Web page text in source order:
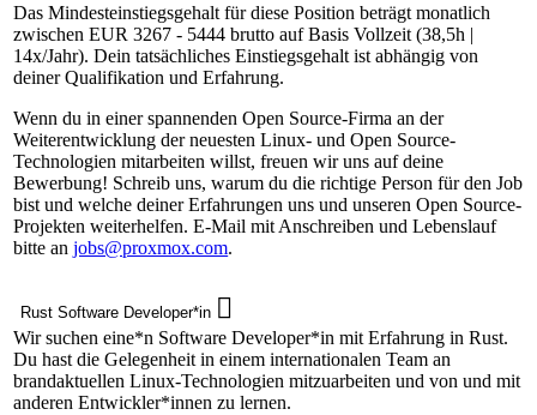
Das Mindesteinstiegsgehalt für diese Position beträgt monatlich
zwischen EUR 3267 - 5444 brutto auf Basis Vollzeit (38,5h |
14x/Jahr). Dein tatsächliches Einstiegsgehalt ist abhängig von
deiner Qualifikation und Erfahrung.
Wenn du in einer spannenden Open Source-Firma an der
Weiterentwicklung der neuesten Linux- und Open Source-
Technologien mitarbeiten willst, freuen wir uns auf deine
Bewerbung! Schreib uns, warum du die richtige Person für den Job
bist und welche deiner Erfahrungen uns und unseren Open Source-
Projekten weiterhelfen. E-Mail mit Anschreiben und Lebenslauf
bitte anjobs@proxmox.com.
Rust Software Developer*in
Wir suchen eine*n Software Developer*in mit Erfahrung in Rust.
Du hast die Gelegenheit in einem internationalen Team an
brandaktuellen Linux-Technologien mitzuarbeiten und von und mit
anderen Entwickler*innen zu lernen.